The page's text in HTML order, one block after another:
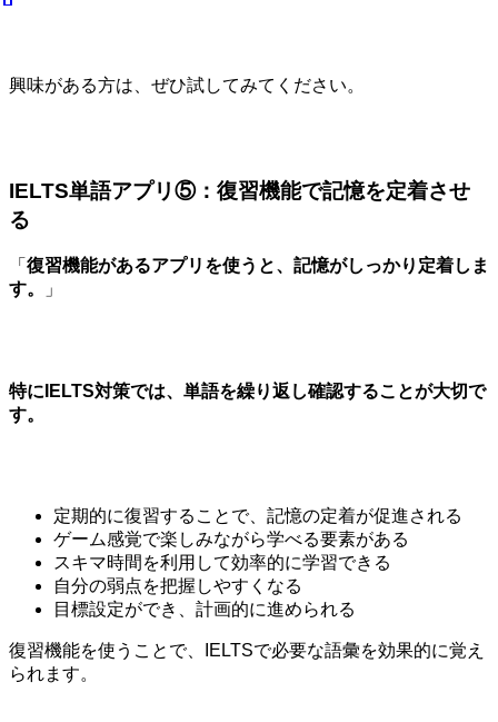
興味がある方は、ぜひ試してみてください。
IELTS単語アプリ⑤：復習機能で記憶を定着させ
る
「 復習機能があるアプリを使うと、記憶がしっかり定着しま
す。
」
特にIELTS対策では、単語を繰り返し確認することが大切で
す。
定期的に復習することで、記憶の定着が促進される
ゲーム感覚で楽しみながら学べる要素がある
スキマ時間を利用して効率的に学習できる
自分の弱点を把握しやすくなる
目標設定ができ、計画的に進められる
復習機能を使うことで、IELTSで必要な語彙を効果的に覚え
られます。